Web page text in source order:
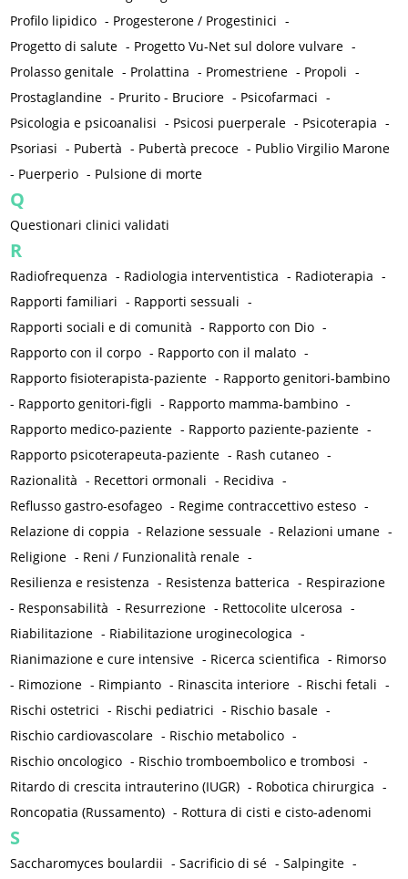
Profilo lipidico - Progesterone / Progestinici -
Progetto di salute - Progetto Vu-Net sul dolore vulvare -
Prolasso genitale - Prolattina - Promestriene - Propoli -
Prostaglandine - Prurito - Bruciore - Psicofarmaci -
Psicologia e psicoanalisi - Psicosi puerperale - Psicoterapia -
Psoriasi - Pubertà - Pubertà precoce - Publio Virgilio Marone
- Puerperio - Pulsione di morte
Q
Questionari clinici validati
R
Radiofrequenza - Radiologia interventistica - Radioterapia -
Rapporti familiari - Rapporti sessuali -
Rapporti sociali e di comunità - Rapporto con Dio -
Rapporto con il corpo - Rapporto con il malato -
Rapporto fisioterapista-paziente - Rapporto genitori-bambino
- Rapporto genitori-figli - Rapporto mamma-bambino -
Rapporto medico-paziente - Rapporto paziente-paziente -
Rapporto psicoterapeuta-paziente - Rash cutaneo -
Razionalità - Recettori ormonali - Recidiva -
Reflusso gastro-esofageo - Regime contraccettivo esteso -
Relazione di coppia - Relazione sessuale - Relazioni umane -
Religione - Reni / Funzionalità renale -
Resilienza e resistenza - Resistenza batterica - Respirazione
- Responsabilità - Resurrezione - Rettocolite ulcerosa -
Riabilitazione - Riabilitazione uroginecologica -
Rianimazione e cure intensive - Ricerca scientifica - Rimorso
- Rimozione - Rimpianto - Rinascita interiore - Rischi fetali -
Rischi ostetrici - Rischi pediatrici - Rischio basale -
Rischio cardiovascolare - Rischio metabolico -
Rischio oncologico - Rischio tromboembolico e trombosi -
Ritardo di crescita intrauterino (IUGR) - Robotica chirurgica -
Roncopatia (Russamento) - Rottura di cisti e cisto-adenomi
S
Saccharomyces boulardii -Sacrificio di sé -Salpingite -